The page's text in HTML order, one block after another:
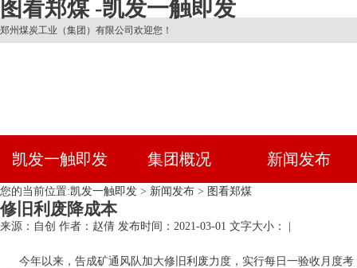
图看郑煤 -凯发一触即发
郑州煤炭工业（集团）有限公司欢迎您！
凯发一触即发 集团概况 新闻发布
您的当前位置:凯发一触即发 > 新闻发布 > 图看郑煤
修旧利废降成本
来源：自创 作者：赵倩 发布时间：2021-03-01 文字大小： |
今年以来，告成矿通风队加大修旧利废力度，实行每日一验收月度考